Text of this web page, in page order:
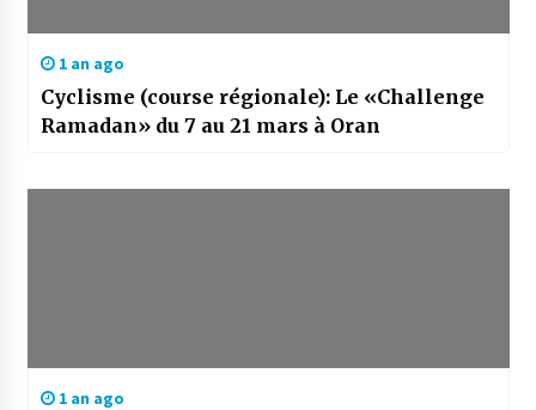
1 an ago
Cyclisme (course régionale): Le «Challenge
Ramadan» du 7 au 21 mars à Oran
1 an ago